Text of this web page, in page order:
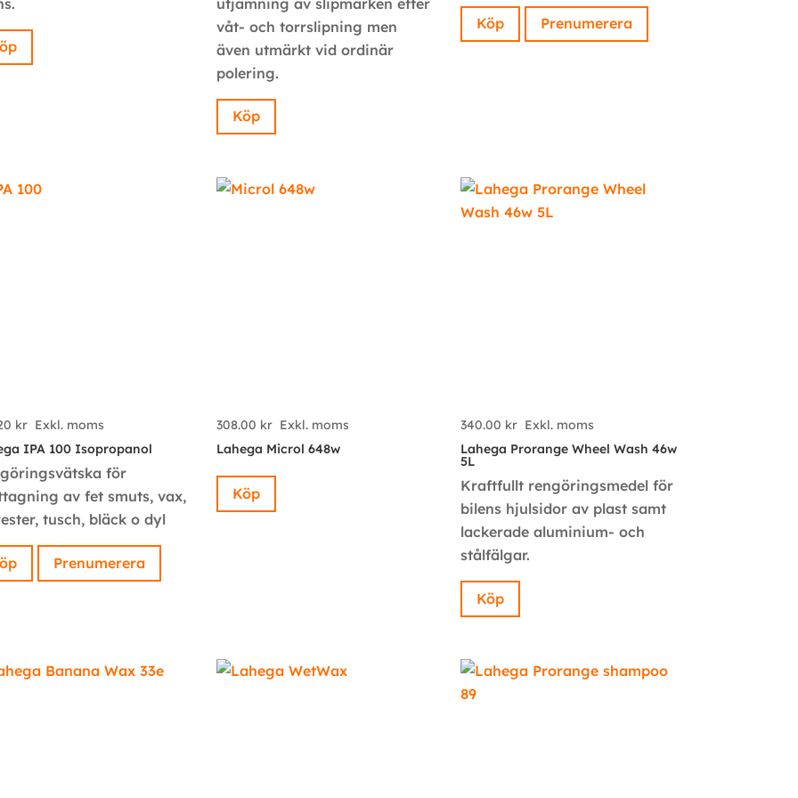
våt- och torrslipning men
även utmärkt vid ordinär
polering.
Köp
Köp Prenumerera
kr Exkl. moms
IPA 100 Isopropanol
för
av fet smuts, vax,
tusch, bläck o dyl
Prenumerera
308.00 kr Exkl. moms
Lahega Microl 648w
Köp
340.00 kr Exkl. moms
Lahega Prorange Wheel Wash 46w
5L
Kraftfullt rengöringsmedel för
bilens hjulsidor av plast samt
lackerade aluminium- och
stålfälgar.
Köp